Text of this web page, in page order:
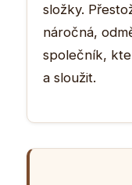
složky.
náročná,
společník,
a sloužit.